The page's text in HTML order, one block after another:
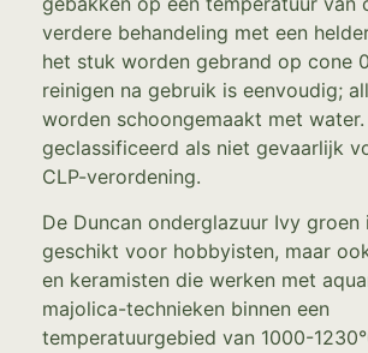
verdere behandeling met een
het stuk worden gebrand op cone
reinigen na gebruik is eenvoudig;
worden schoongemaakt met
geclassificeerd als niet gevaarlijk
CLP-verordening.
De Duncan onderglazuur Ivy groen
geschikt voor hobbyisten, maar
en keramisten die werken met
majolica-technieken binnen een
temperatuurgebied van 1000-